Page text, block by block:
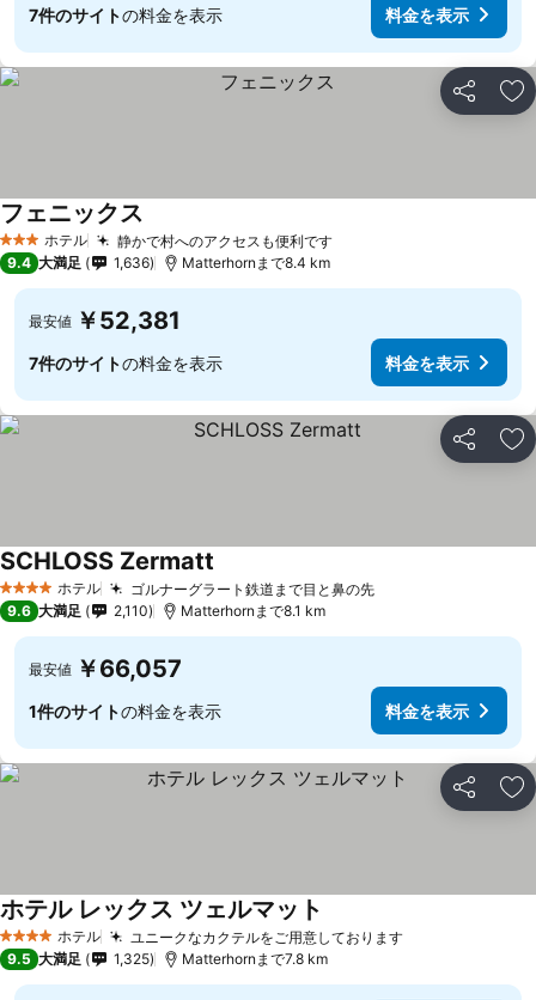
7件のサイトの料金を表示 料金を表示
シェア お
3 ホテルのランク
ホテル 静かで村へのアクセスも便利です
フェニックス
9.4 大満足 1,636 Matterhornまで8.4 km
最安値 ￥52,381
7件のサイトの料金を表示 料金を表示
シェア お
4 ホテルのランク
ホテル ゴルナーグラート鉄道まで目と鼻の先
SCHLOSS Zermatt
9.6 大満足 2,110 Matterhornまで8.1 km
最安値 ￥66,057
1件のサイトの料金を表示 料金を表示
シェア お
4 ホテルのランク
ホテル ユニークなカクテルをご用意しております
ホテル レックス ツェルマット
9.5 大満足 1,325 Matterhornまで7.8 km